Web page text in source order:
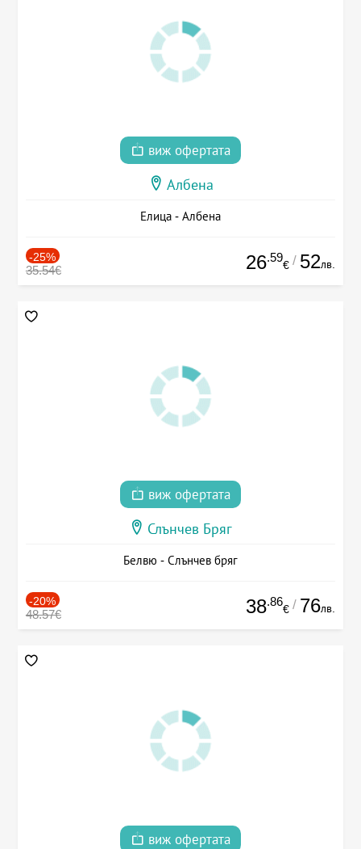
виж офертата
Албена
Елица - Албена
-25%
35.54€ 26.59
€ / 52лв.
виж офертата
Слънчев Бряг
Белвю - Слънчев бряг
-20%
48.57€ 38.86
€ / 76лв.
виж офертата